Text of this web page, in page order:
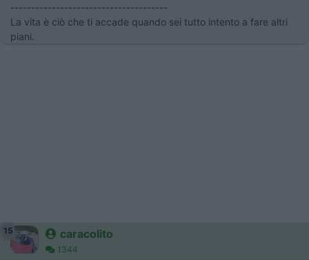
--------------------------------------
La vita è ciò che ti accade quando sei tutto intento a fare altri
piani.
15 caracolito
1344